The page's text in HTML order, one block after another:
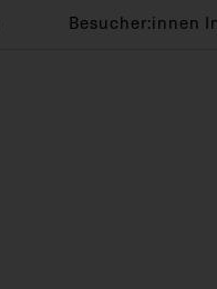
Besucher:innen